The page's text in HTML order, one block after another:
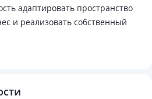
адаптировать пространство
и реализовать собственный